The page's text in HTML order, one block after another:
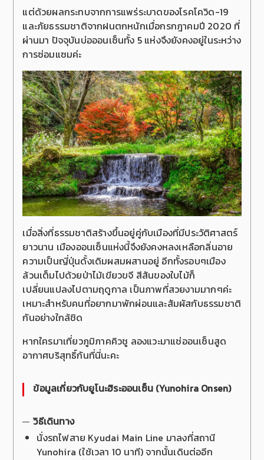
แต่ด้วยผลกระทบจากการแพร่ระบาดของโรคโควิด-19
และภัยธรรมชาติจากฝนตกหนักเมื่อกรกฎาคมปี 2020 ที่
ผ่านมา ปัจจุบันบ่อออนเซ็นทั้ง 5 แห่งจึงยังคงอยู่ในระหว่าง
การซ่อมแซมค่ะ
เมื่อสิ่งที่ธรรมชาติสร้างขึ้นอยู่คู่กับเมืองที่มีประวัติศาสตร์
ยาวนาน เมืองออนเซ็นแห่งนี้จึงยังคงหลงเหลือกลิ่นอาย
ความเป็นญี่ปุ่นดั้งเดิมผสมผสานอยู่ อีกทั้งรอบๆเมือง
ล้วนเต็มไปด้วยป่าไม้เขียวขจี สีสันของใบไม้ก็
เปลี่ยนแปลงไปตามฤดูกาล เป็นภาพที่สวยงามมากๆค่ะ
เหมาะสำหรับคนที่อยากมาพักผ่อนและสัมผัสกับธรรมชาติ
กันอย่างใกล้ชิด
หากใครมาเที่ยวภูมิภาคคิวชู ลองแวะมาแช่ออนเซ็นสูด
อากาศบริสุทธิ์กันที่นี่นะคะ
ข้อมูลเกี่ยวกับยูโนะฮิระออนเซ็น (Yunohira Onsen)
วิธีเดินทาง
นั่งรถไฟสาย Kyudai Main Line มาลงที่สถานี
Yunohira (ใช้เวลา 10 นาที) จากนั้นเดินต่ออีก